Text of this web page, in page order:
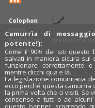
Colophon
Policy
Pubblicità
Contatti
Statistiche
Rosalio è il blog di
754 autoriraccontano
Anche tu puoi essere uno
anche una sezionefotoblog
Camurrìa di
potente!):
Come il 90% dei siti questo
salvati in maniera sicura sul
funzionare correttamente
mentre clicchi qua e là.
La legislazione comunitaria
ecco perché questa
la prima volta che ci visiti. Se
consenso a tutti o ad alcuni
questo banner, scorrendo